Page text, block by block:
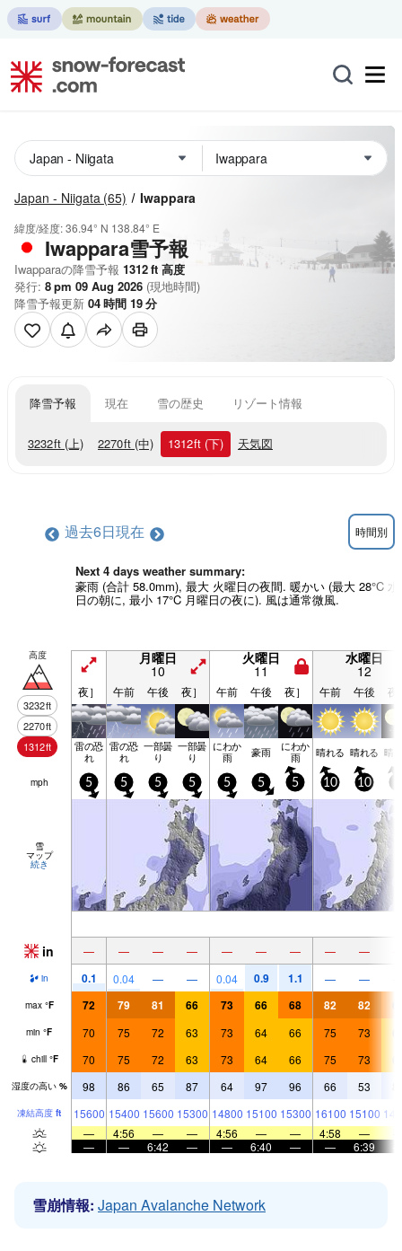
Japan - Niigata (65) Iwappara
緯度/経度:36.94° N 138.84° E
Iwappara雪予報
Iwapparaの降雪予報 1312ft 高度
発行: 8 pm 09 Aug 2026 (現地時間)
降雪予報更新 04時間 19分
降雪予報 現在 雪の歴史 リゾート情報
3232ft (上) 2270ft (中) 1312ft (下) 天気図
過去6日現在 時間別
Next 4 days weather summary:
豪雨 (合計 58.0mm), 最大 火曜日の夜間. 暖かい (最大 28°C
日の朝に, 最小 17°C 月曜日の夜に). 風は通常微風.
高度
3232ft
2270ft
1312ft
月曜日
10
火曜日
11
水曜日
12
夜］ 午前 午後 夜］ 午前 午後 夜］ 午前 午後 夜
雷の恐
れ
雷の恐
れ
一部曇
り
一部曇
り
にわか
雨 豪雨 にわか
雨 晴れる 晴れる 晴
mph 5 5 5 5 5 5 5 10 10
雪
マップ
続き
in — — — — — — — — —
in 0.1 0.04 — — 0.04 0.9 1.1 — —
max °F 72 79 81 66 73 66 68 82 82
min °F 70 75 72 63 73 64 66 75 73
chill °F 70 75 72 63 73 64 66 75 73
湿度の高い % 98 86 65 87 64 97 96 66 53
凍結高度 ft 15600 15400 15600 15300 14800 15100 15300 16100 15100
—
4:56 — — 4:56 — — 4:58 —
—
— 6:42 — — 6:40 — — 6:39
雪崩情報: Japan Avalanche Network